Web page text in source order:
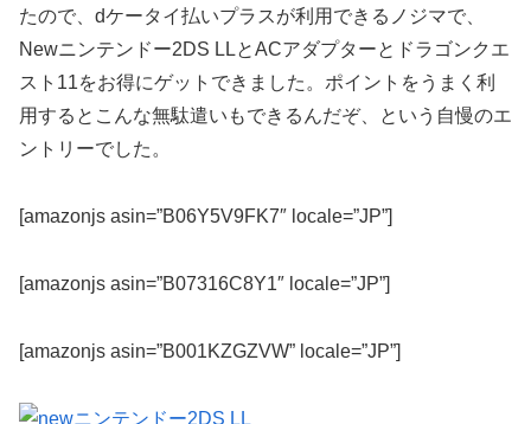
たので、dケータイ払いプラスが利用できるノジマで、
Newニンテンドー2DS LLとACアダプターとドラゴンクエ
スト11をお得にゲットできました。ポイントをうまく利
用するとこんな無駄遣いもできるんだぞ、という自慢のエ
ントリーでした。
[amazonjs asin=”B06Y5V9FK7″ locale=”JP”]
[amazonjs asin=”B07316C8Y1″ locale=”JP”]
[amazonjs asin=”B001KZGZVW” locale=”JP”]